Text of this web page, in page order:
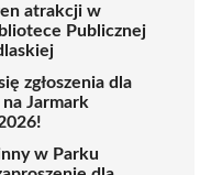
atrakcji w
Publicznej
zgłoszenia dla
Jarmark
w Parku